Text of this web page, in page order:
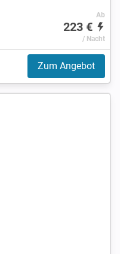
Ab
223 €
/ Nacht
Zum Angebot